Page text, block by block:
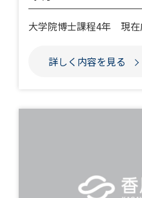
大学院博士課程4年 現在
詳しく内容を見る